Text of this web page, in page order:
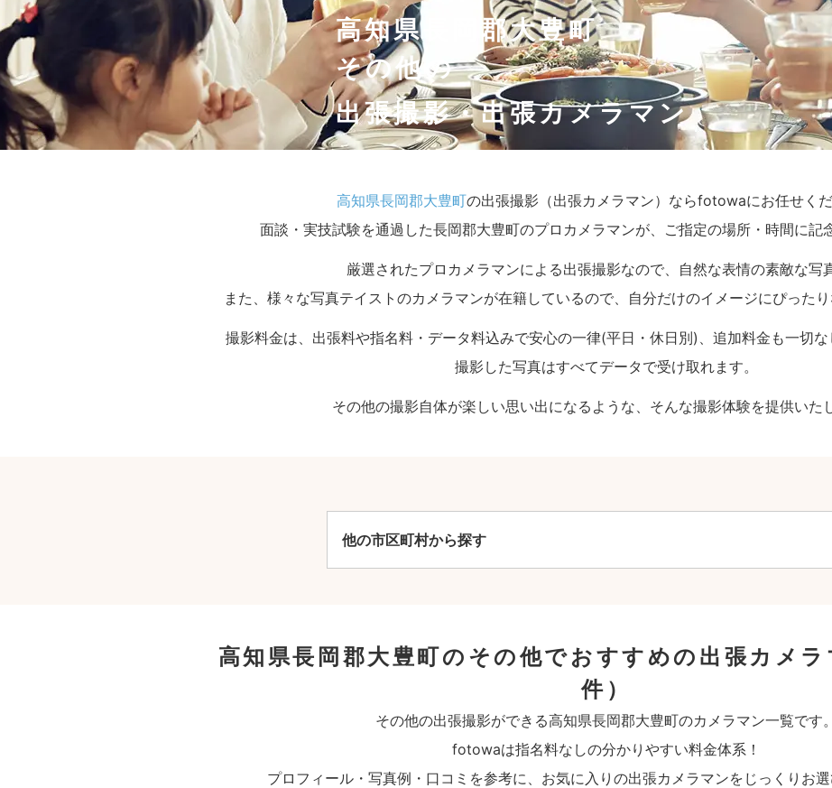
高知県長岡郡大豊町
その他の
出張撮影・出張カメラマン
高知県長岡郡大豊町の出張撮影（出張カメラマン）ならfotowaにお任せくだ
面談・実技試験を通過した長岡郡大豊町のプロカメラマンが、ご指定の場所・時間に記
厳選されたプロカメラマンによる出張撮影なので、自然な表情の素敵な写
また、様々な写真テイストのカメラマンが在籍しているので、自分だけのイメージにぴったり
撮影料金は、出張料や指名料・データ料込みで安心の一律(平日・休日別)、追加料金も一切
撮影した写真はすべてデータで受け取れます。
その他の撮影自体が楽しい思い出になるような、そんな撮影体験を提供いた
他の市区町村から探す
高知県長岡郡大豊町のその他でおすすめの出張カメラ
件）
その他の出張撮影ができる高知県長岡郡大豊町のカメラマン一覧です。
fotowaは指名料なしの分かりやすい料金体系！
プロフィール・写真例・口コミを参考に、お気に入りの出張カメラマンをじっくりお選